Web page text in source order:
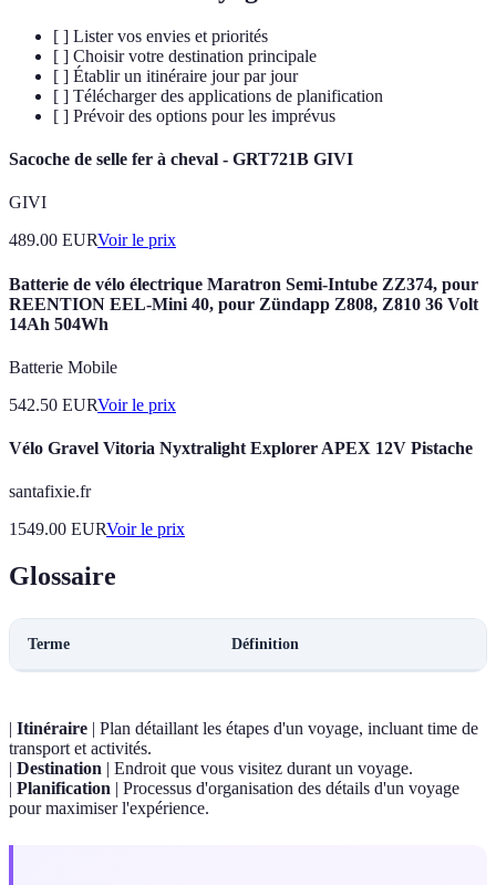
[ ] Lister vos envies et priorités
[ ] Choisir votre destination principale
[ ] Établir un itinéraire jour par jour
[ ] Télécharger des applications de planification
[ ] Prévoir des options pour les imprévus
Sacoche de selle fer à cheval - GRT721B GIVI
GIVI
489.00 EURVoir le prix
Batterie de vélo électrique Maratron Semi-Intube ZZ374, pour
REENTION EEL-Mini 40, pour Zündapp Z808, Z810 36 Volt
14Ah 504Wh
Batterie Mobile
542.50 EURVoir le prix
Vélo Gravel Vitoria Nyxtralight Explorer APEX 12V Pistache
santafixie.fr
1549.00 EURVoir le prix
Glossaire
Terme Définition
| Itinéraire | Plan détaillant les étapes d'un voyage, incluant time de
transport et activités.
| Destination | Endroit que vous visitez durant un voyage.
| Planification | Processus d'organisation des détails d'un voyage
pour maximiser l'expérience.